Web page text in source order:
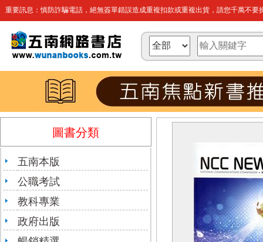
重要訊息：慎防詐騙電話，絕無簽單錯誤造成重複扣款或重複出貨，請您千萬不要
圖書分類
五南本版
公職考試
教科專業
政府出版